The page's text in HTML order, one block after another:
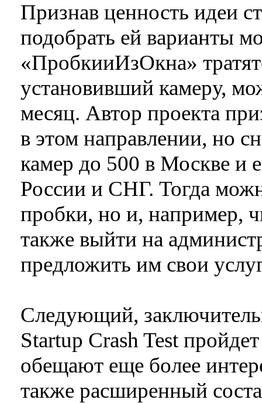
Признав ценность идеи
подобрать ей варианты
«ПробкииИзОкна»
установивший камеру,
месяц. Автор проекта
в этом направлении, но
камер до 500 в Москве и
России и СНГ. Тогда
пробки, но и, например,
также выйти на
предложить им свои
Следующий,
Startup Crash Test
обещают еще более
также расширенный